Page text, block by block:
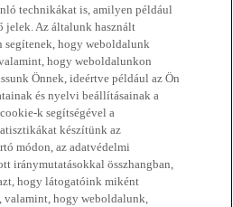
technikákat is, amilyen például
jelek. Az általunk használt
hogy weboldalunk
hogy weboldalunkon
Önnek, ideértve például az Ön
és nyelvi beállításainak a
k segítségével a
készítünk az
módon, az adatvédelmi
iránymutatásokkal összhangban,
hogy látogatóink miként
hogy weboldalunk,